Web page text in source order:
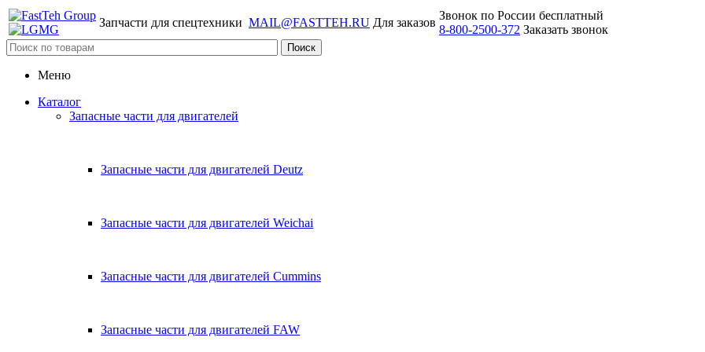
Запчасти для спецтехники MAIL@FASTTEH.RU Для заказов
Звонок по России бесплатный
8-800-2500-372 Заказать звонок
Меню
Каталог
Запасные части для двигателей
Запасные части для двигателей Deutz
Запасные части для двигателей Weichai
Запасные части для двигателей Cummins
Запасные части для двигателей FAW